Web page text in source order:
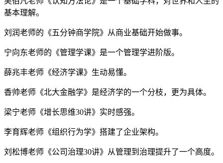
基本理解。
刘润老师的《五分钟商学院》从商业基础开始做事。
宁向东老师的《管理学课》是一个管理学进阶版。
薛兆丰老师《经济学课》生动易懂。
香帅老师《北大金融学》是经济学的一个分枝，更为具体。
梁宁老师《增长思维30讲》实时感强。
李育辉老师《组织行为学》搭建了企业架构。
刘松博老师《公司治理30讲》从管理到治理提升了一个高度。